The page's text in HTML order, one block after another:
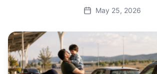
May 25, 2026